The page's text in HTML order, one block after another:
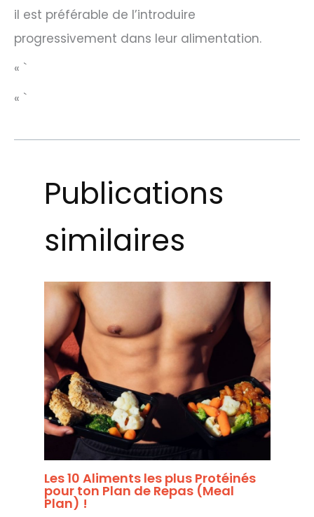
il est préférable de l’introduire
progressivement dans leur alimentation.
« `
« `
Publications
similaires
Les 10 Aliments les plus Protéinés
pour ton Plan de Repas (Meal
Plan) !